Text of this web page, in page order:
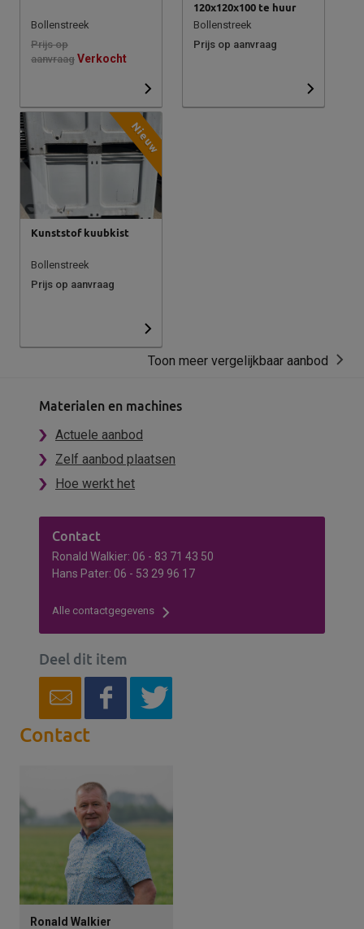
Bollenstreek
Prijs op
aanvraag Verkocht
120x120x100 te huur
Bollenstreek
Prijs op aanvraag
Nieuw
Kunststof kuubkist
Bollenstreek
Prijs op aanvraag
Toon meer vergelijkbaar aanbod
Materialen en machines
Actuele aanbod
Zelf aanbod plaatsen
Hoe werkt het
Contact
Ronald Walkier: 06 - 83 71 43 50
Hans Pater: 06 - 53 29 96 17
Alle contactgegevens
Deel dit item
Contact
Ronald Walkier